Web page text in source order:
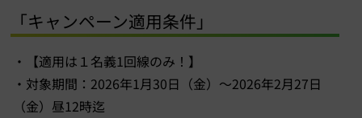
「キャンペーン適用条件」
・【適用は１名義1回線のみ！】
・対象期間：2026年1月30日（金）～2026年2月27日
（金）昼12時迄